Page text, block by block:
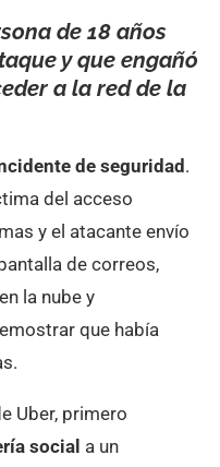
de 18 años
y que engañó
a la red de la
de seguridad.
del acceso
y el atacante envío
de correos,
la nube y
que había
Uber, primero
social a un